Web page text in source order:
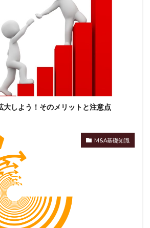
しよう！そのメリットと注意点
M&A基礎知識